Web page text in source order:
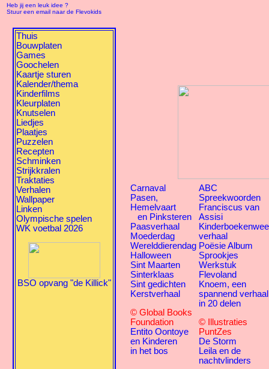
Heb jij een leuk idee ?
Stuur een email naar de Flevokids
Thuis
Bouwplaten
Games
Goochelen
Kaartje sturen
Kalender/thema
Kinderfilms
Kleurplaten
Knutselen
Liedjes
Plaatjes
Puzzelen
Recepten
Schminken
Strijkkralen
Traktaties
Verhalen
Wallpaper
Linken
Olympische spelen
WK voetbal 2026
BSO opvang "de Killick"
Carnaval
Pasen,
Hemelvaart
en Pinksteren
Paasverhaal
Moederdag
Werelddierendag
Halloween
Sint Maarten
Sinterklaas
Sint gedichten
Kerstverhaal
© Global Books
Foundation
Entito Oontoye
en Kinderen
in het bos
ABC
Spreekwoorden
Franciscus van
Assisi
verhaal
Poësie Album
Sprookjes
Werkstuk
Flevoland
Knoem, een
spannend verhaal
in 20 delen
© Illustraties
PuntZes
De Storm
Leila en de
nachtvlinders